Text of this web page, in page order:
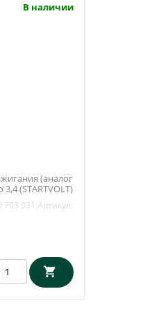
В наличии
(аналог
(STARTVOLT)
703 031 Артикул: